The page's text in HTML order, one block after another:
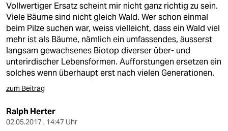
Vollwertiger Ersatz scheint mir nicht ganz richtig zu sein.
Viele Bäume sind nicht gleich Wald. Wer schon einmal
beim Pilze suchen war, weiss vielleicht, dass ein Wald viel
mehr ist als Bäume, nämlich ein umfassendes, äusserst
langsam gewachsenes Biotop diverser über- und
unterirdischer Lebensformen. Aufforstungen ersetzen ein
solches wenn überhaupt erst nach vielen Generationen.
zum Beitrag
Ralph Herter
02.05.2017 , 14:47 Uhr